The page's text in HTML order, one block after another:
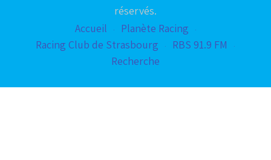
réservés.
Accueil
Planète Racing
Racing Club de Strasbourg
RBS 91.9 FM
Recherche